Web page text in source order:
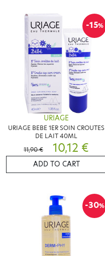
-15%
URIAGE
URIAGE BEBE 1ER SOIN CROUTES
DE LAIT 40ML
11,90 €
10,12 €
ADD TO CART
-30%